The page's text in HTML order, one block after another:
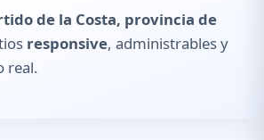
de la Costa, provincia de
responsive, administrables y
real.